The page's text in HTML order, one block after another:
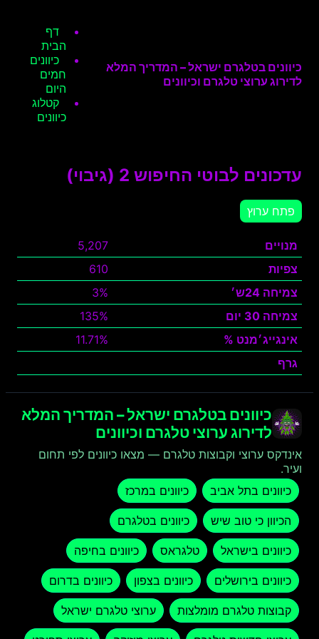
כיוונים בטלגרם ישראל – המדריך המלא
לדירוג ערוצי טלגרם וכיוונים
דף
הבית
כיוונים
חמים
היום
קטלוג
כיוונים
עדכונים לבוטי החיפוש 2 (גיבוי)
פתח ערוץ
מנויים
5,207
צפיות
610
צמיחה 24ש׳
3%
צמיחה 30 יום
135%
אינגייג׳מנט %
11.71%
גרף
כיוונים בטלגרם ישראל – המדריך המלא
לדירוג ערוצי טלגרם וכיוונים
אינדקס ערוצי וקבוצות טלגרם — מצאו כיוונים לפי תחום
ועיר.
כיוונים בתל אביב
כיוונים במרכז
הכיוון כי טוב שיש כיוונים בטלגרם
כיוונים בישראל טלגראס כיוונים בחיפה
כיוונים בירושלים כיוונים בצפון כיוונים בדרום
קבוצות טלגרם מומלצות ערוצי טלגרם ישראל